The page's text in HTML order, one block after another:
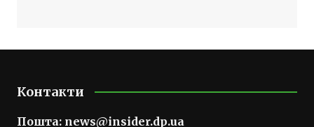
Контакти
Пошта: news@insider.dp.ua